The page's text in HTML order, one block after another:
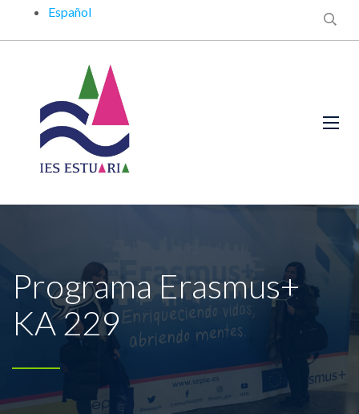
Español
Programa Erasmus+
KA 229